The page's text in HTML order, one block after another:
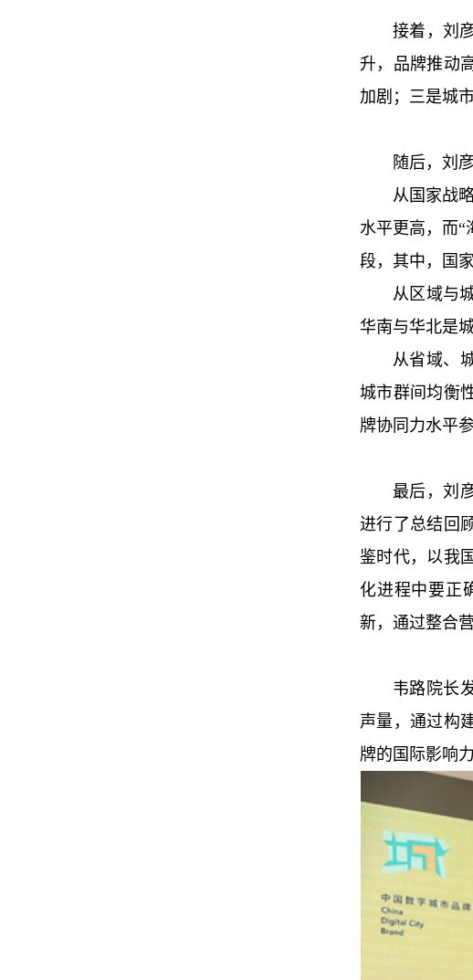
接着，刘
升，品牌推动
加剧；三是城
随后，刘
从国家战
水平更高，而
段，其中，国
从区域与
华南与华北是
从省域、
城市群间均衡
牌协同力水平
最后，刘
进行了总结回
鉴时代，以我
化进程中要正
新，通过整合
韦路院长
声量，通过构
牌的国际影响力